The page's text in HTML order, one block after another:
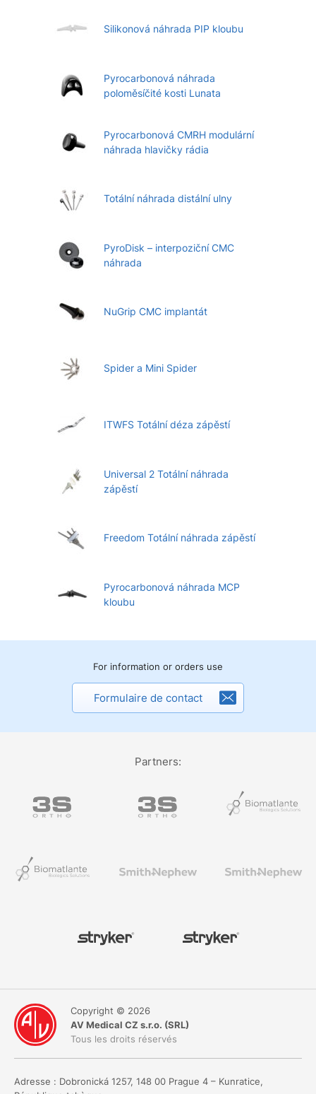
Silikonová náhrada PIP kloubu
Pyrocarbonová náhrada
poloměsíčité kosti Lunata
Pyrocarbonová CMRH modulární
náhrada hlavičky rádia
Totální náhrada distální ulny
PyroDisk – interpoziční CMC
náhrada
NuGrip CMC implantát
Spider a Mini Spider
ITWFS Totální déza zápěstí
Universal 2 Totální náhrada
zápěstí
Freedom Totální náhrada zápěstí
Pyrocarbonová náhrada MCP
kloubu
For information or orders use
Formulaire de contact
Partners:
Copyright © 2026
AV Medical CZ s.r.o. (SRL)
Tous les droits réservés
Adresse : Dobronická 1257, 148 00 Prague 4 – Kunratice,